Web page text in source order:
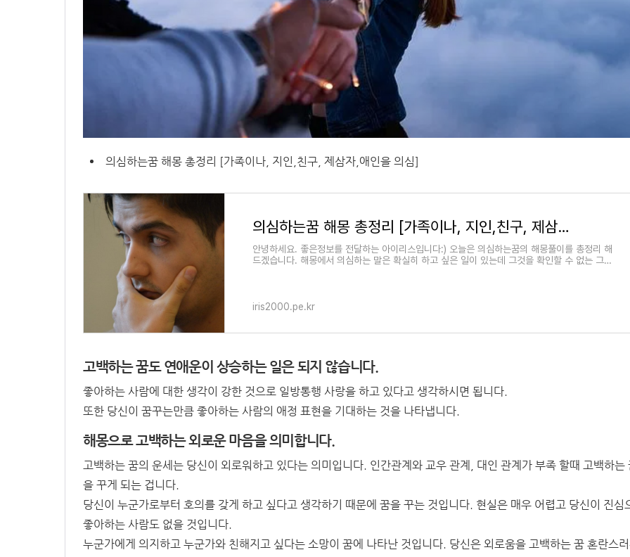
의심하는꿈 해몽 총정리 [가족이나, 지인,친구, 제삼자,애인을 의심]
의심하는꿈 해몽 총정리 [가족이나, 지인,친구, 제삼자,애인을 의심]
안녕하세요. 좋은정보를 전달하는 아이리스입니다:) 오늘은 의심하는꿈의 해몽풀이를 총정리 해
드겠습니다. 해몽에서 의심하는 말은 확실히 하고 싶은 일이 있는데 그것을 확인할 수 없는 그
iris2000.pe.kr
고백하는 꿈도 연애운이 상승하는 일은 되지 않습니다.
좋아하는 사람에 대한 생각이 강한 것으로 일방통행 사랑을 하고 있다고 생각하시면 됩니다.
또한 당신이 꿈꾸는만큼 좋아하는 사람의 애정 표현을 기대하는 것을 나타냅니다.
해몽으로 고백하는 외로운 마음을 의미합니다.
고백하는 꿈의 운세는 당신이 외로워하고 있다는 의미입니다. 인간관계와 교우 관계, 대인 관계가 부족 할때 고백하는
을 꾸게 되는 겁니다.
당신이 누군가로부터 호의를 갖게 하고 싶다고 생각하기 때문에 꿈을 꾸는 것입니다. 현실은 매우 어렵고 당신이 진심
좋아하는 사람도 없을 것입니다.
누군가에게 의지하고 누군가와 친해지고 싶다는 소망이 꿈에 나타난 것입니다. 당신은 외로움을 고백하는 꿈 혼란스러